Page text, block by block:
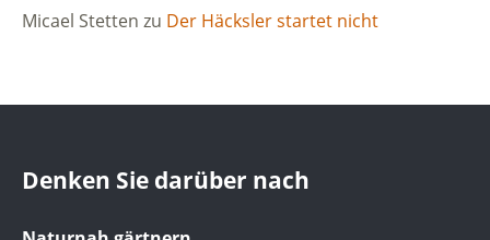
Micael Stetten zu Der Häcksler startet nicht
Denken Sie darüber nach